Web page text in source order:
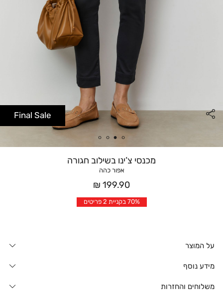
מכנסי צ’ינו בשילוב חגורה
אפור כהה
מחיר
אחרי
הנחה
199.90 ₪
70% בקניית 2 פריטים
על המוצר
מידע נוסף
משלוחים והחזרות
Final Sale